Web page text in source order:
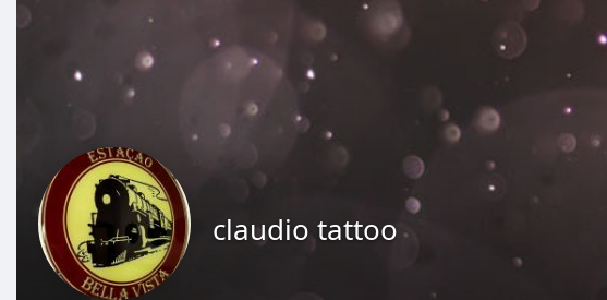
claudio tattoo